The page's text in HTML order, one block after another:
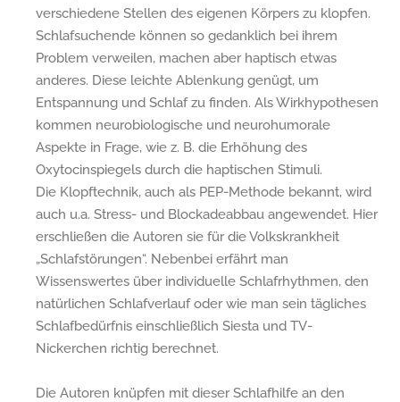
verschiedene Stellen des eigenen Körpers zu klopfen.
Schlafsuchende können so gedanklich bei ihrem
Problem verweilen, machen aber haptisch etwas
anderes. Diese leichte Ablenkung genügt, um
Entspannung und Schlaf zu finden. Als Wirkhypothesen
kommen neurobiologische und neurohumorale
Aspekte in Frage, wie z. B. die Erhöhung des
Oxytocinspiegels durch die haptischen Stimuli.
Die Klopftechnik, auch als PEP-Methode bekannt, wird
auch u.a. Stress- und Blockadeabbau angewendet. Hier
erschließen die Autoren sie für die Volkskrankheit
„Schlafstörungen“. Nebenbei erfährt man
Wissenswertes über individuelle Schlafrhythmen, den
natürlichen Schlafverlauf oder wie man sein tägliches
Schlafbedürfnis einschließlich Siesta und TV-
Nickerchen richtig berechnet.
Die Autoren knüpfen mit dieser Schlafhilfe an den